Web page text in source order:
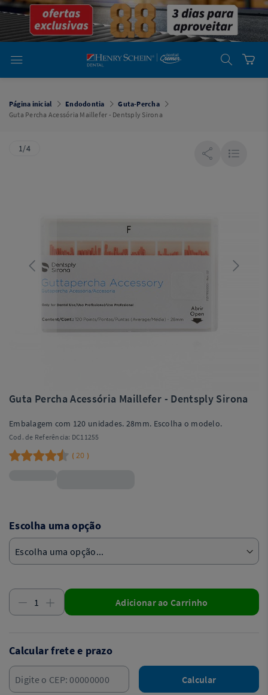
emDental
Cremer -
Henry Schein
Laboratório
Laboratório
Cremer -
Henry Schein
Software
Odontológico
Página inicial Endodontia
Guta-Percha
Guta Percha Acessória Maillefer - Dentsply Sirona
1/4
Guta Percha Acessória Maillefer - Dentsply Sirona
Embalagem com 120 unidades. 28mm. Escolha o modelo.
Cod. de Referência: DC11255
( 20 )
Escolha uma opção
Adicionar ao Carrinho
Calcular frete e prazo
Calcular